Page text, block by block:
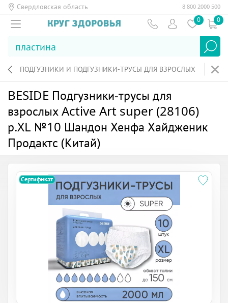
Свердловская область 8 800 2000 500
0 0
ПОДГУЗНИКИ И ПОДГУЗНИКИ-ТРУСЫ ДЛЯ ВЗРОСЛЫХ
BESIDE Подгузники-трусы для
взрослых Active Art super (28106)
р.XL №10 Шандон Хенфа Хайдженик
Продактс (Китай)
Сертификат